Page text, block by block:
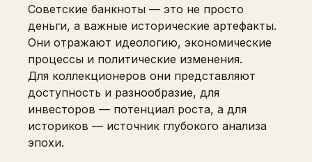
Советские банкноты — это не просто
деньги, а важные исторические артефакты.
Они отражают идеологию, экономические
процессы и политические изменения.
Для коллекционеров они представляют
доступность и разнообразие, для
инвесторов — потенциал роста, а для
историков — источник глубокого анализа
эпохи.